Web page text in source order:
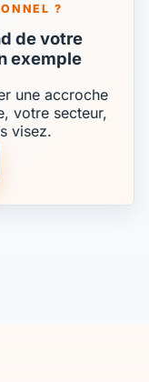
?
de votre
exemple
une accroche
votre secteur,
visez.